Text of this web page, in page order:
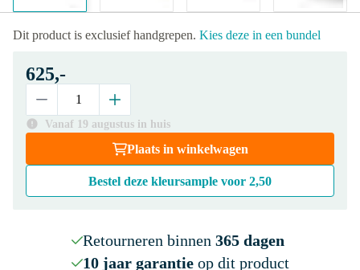
Dit product is exclusief handgrepen. Kies deze in een bundel
625,-
Vanaf 19 augustus in huis
Plaats in winkelwagen
Bestel deze kleursample voor 2,50
Retourneren binnen 365 dagen
10 jaar garantieop dit product